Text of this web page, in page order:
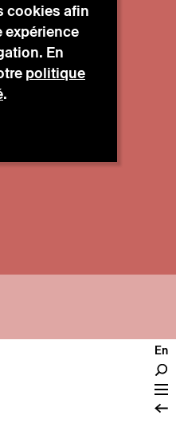
En
cookies afin
expérience
En
politique
.